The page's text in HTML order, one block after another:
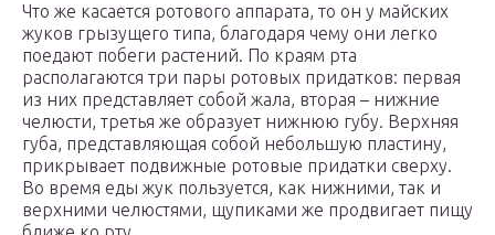
Что же касается ротового аппарата, то он у майских
жуков грызущего типа, благодаря чему они легко
поедают побеги растений. По краям рта
располагаются три пары ротовых придатков: первая
из них представляет собой жала, вторая – нижние
челюсти, третья же образует нижнюю губу. Верхняя
губа, представляющая собой небольшую пластину,
прикрывает подвижные ротовые придатки сверху.
Во время еды жук пользуется, как нижними, так и
верхними челюстями, щупиками же продвигает пищу